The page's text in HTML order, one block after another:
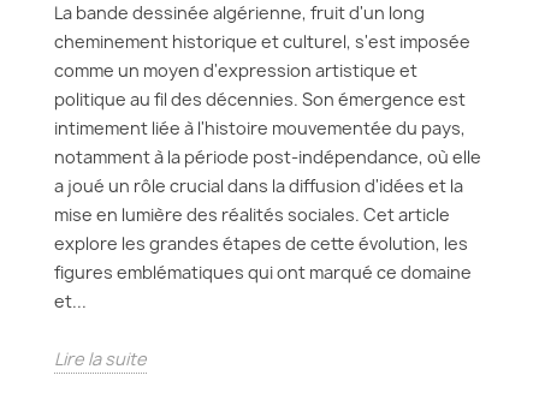
La bande dessinée algérienne, fruit d'un long
cheminement historique et culturel, s'est imposée
comme un moyen d'expression artistique et
politique au fil des décennies. Son émergence est
intimement liée à l'histoire mouvementée du pays,
notamment à la période post-indépendance, où elle
a joué un rôle crucial dans la diffusion d'idées et la
mise en lumière des réalités sociales. Cet article
explore les grandes étapes de cette évolution, les
figures emblématiques qui ont marqué ce domaine
et...
Lire la suite